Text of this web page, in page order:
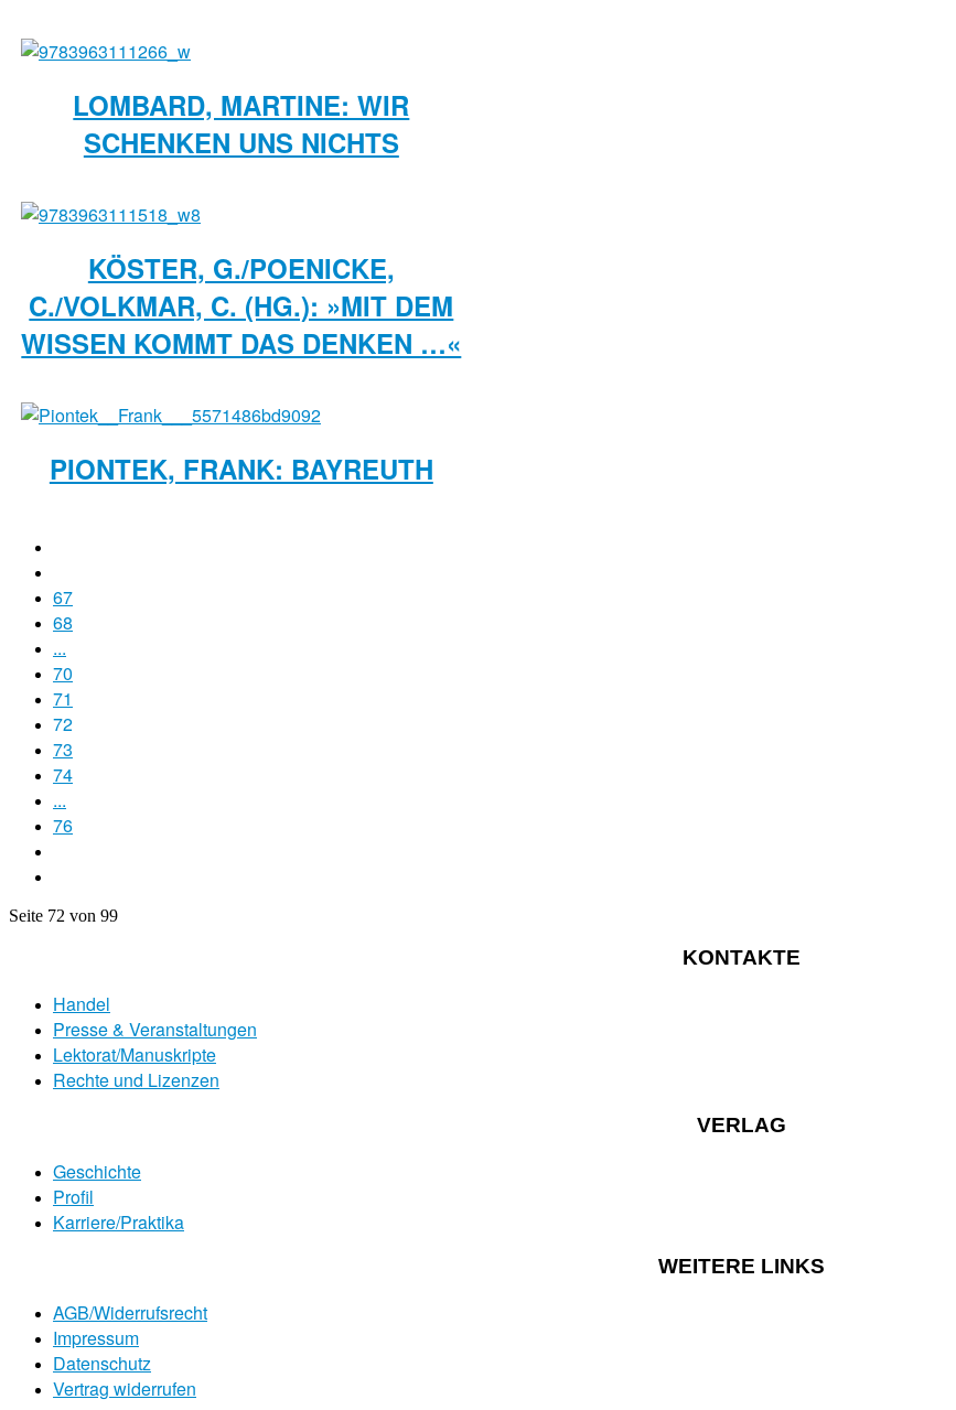
LOMBARD, MARTINE: WIR
SCHENKEN UNS NICHTS
KÖSTER, G./POENICKE,
C./VOLKMAR, C. (HG.): »MIT DEM
WISSEN KOMMT DAS DENKEN …«
PIONTEK, FRANK: BAYREUTH
67
68
...
70
71
72
73
74
...
76
Seite 72 von 99
KONTAKTE
Handel
Presse & Veranstaltungen
Lektorat/Manuskripte
Rechte und Lizenzen
VERLAG
Geschichte
Profil
Karriere/Praktika
WEITERE LINKS
AGB/Widerrufsrecht
Impressum
Datenschutz
Vertrag widerrufen